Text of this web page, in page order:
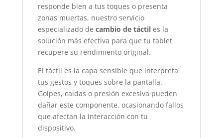
responde bien a tus toques o presenta
zonas muertas, nuestro servicio
especializado de cambio de táctiles la
solución más efectiva para que tu tablet
recupere su rendimiento original.
El táctil es la capa sensible que interpreta
tus gestos y toques sobre la pantalla.
Golpes, caídas o presión excesiva pueden
dañar este componente, ocasionando fallos
que afectan la interacción con tu
dispositivo.